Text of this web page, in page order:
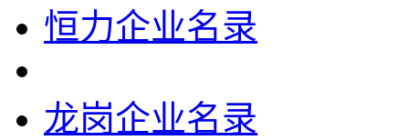
恒力企业名录
龙岗企业名录